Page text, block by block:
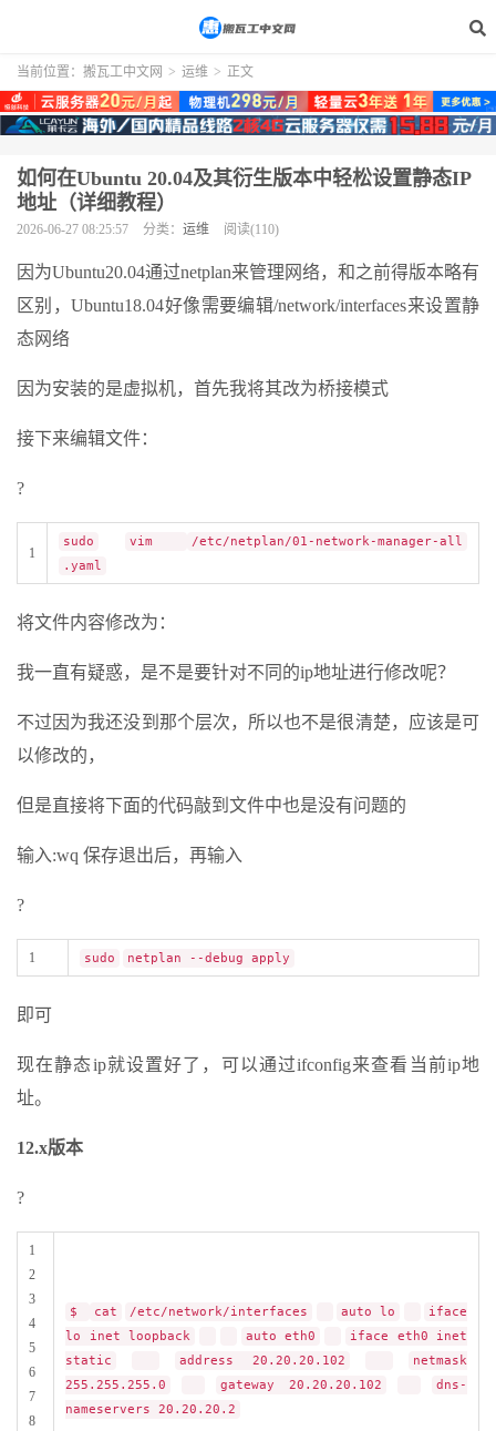
当前位置： 搬瓦工中文网 > 运维 > 正文
如何在Ubuntu 20.04及其衍生版本中轻松设置静态IP
地址（详细教程）
2026-06-27 08:25:57 分类： 运维 阅读(110)
因为Ubuntu20.04通过netplan来管理网络，和之前得版本略有
区别，Ubuntu18.04好像需要编辑/network/interfaces来设置静
态网络
因为安装的是虚拟机，首先我将其改为桥接模式
接下来编辑文件：
?
1
sudo vim
/etc/netplan/01-network-manager-all
.yaml
将文件内容修改为：
我一直有疑惑，是不是要针对不同的ip地址进行修改呢？
不过因为我还没到那个层次，所以也不是很清楚，应该是可
以修改的，
但是直接将下面的代码敲到文件中也是没有问题的
输入:wq 保存退出后，再输入
?
1 sudo netplan --debug apply
即可
现在静态ip就设置好了，可以通过ifconfig来查看当前ip地
址。
12.x版本
?
1
2
3
4
5
6
7
8
$ cat /etc/network/interfaces auto lo
iface
lo inet loopback
auto eth0
iface eth0 inet
static
address 20.20.20.102
netmask
255.255.255.0
gateway 20.20.20.102
dns-
nameservers 20.20.20.2